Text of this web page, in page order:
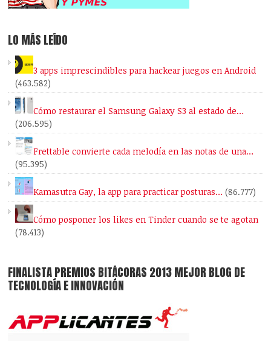
LO MÁS LEÍDO
3 apps imprescindibles para hackear juegos en Android
(463.582)
Cómo restaurar el Samsung Galaxy S3 al estado de…
(206.595)
Frettable convierte cada melodía en las notas de una…
(95.395)
Kamasutra Gay, la app para practicar posturas… (86.777)
Cómo posponer los likes en Tinder cuando se te agotan
(78.413)
FINALISTA PREMIOS BITÁCORAS 2013 MEJOR BLOG DE
TECNOLOGÍA E INNOVACIÓN